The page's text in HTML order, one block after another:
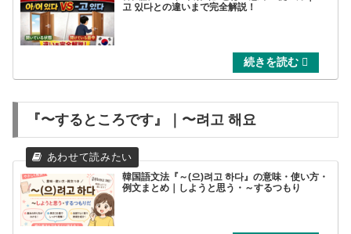
고 있다との違いまで完全解説！
『〜するところです』｜〜려고 해요
韓国語文法『～(으)려고 하다』の意味・使い方・
例文まとめ｜しようと思う・～するつもり